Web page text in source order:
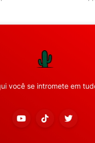
você se intromete em